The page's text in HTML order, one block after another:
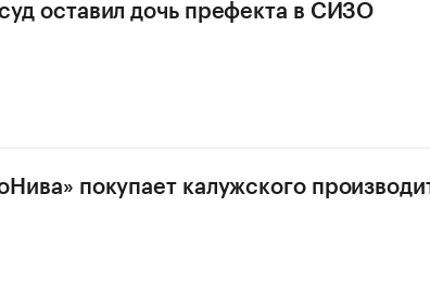
оставил дочь префекта в СИЗО
покупает калужского